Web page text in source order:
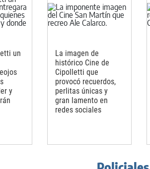
un
y
La imagen de
histórico Cine de
Cipolletti que
provocó recuerdos,
perlitas únicas y
gran lamento en
redes sociales